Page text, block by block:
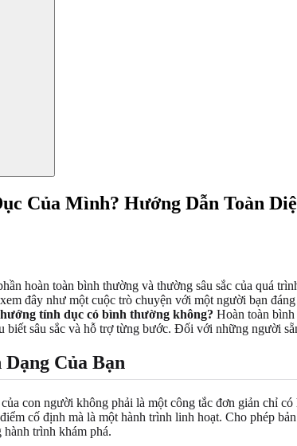
Của Mình? Hướng Dẫn Toàn
hoàn toàn bình thường và thường sâu sắc của quá
đây như một cuộc trò chuyện với một người bạn
tính dục có bình thường không? Hoàn toàn
sâu sắc và hỗ trợ từng bước. Đối với những người
Của Bạn
con người không phải là một công tắc đơn giản chỉ
cố định mà là một hành trình linh hoạt. Cho phép
trình khám phá.